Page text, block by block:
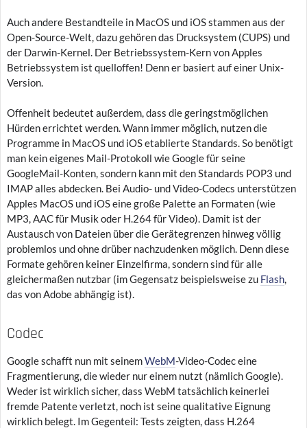
Auch andere Bestandteile in MacOS und iOS stammen aus der
Open-Source-Welt, dazu gehören das Drucksystem (CUPS) und
der Darwin-Kernel. Der Betriebssystem-Kern von Apples
Betriebssystem ist quelloffen! Denn er basiert auf einer Unix-
Version.
Offenheit bedeutet außerdem, dass die geringstmöglichen
Hürden errichtet werden. Wann immer möglich, nutzen die
Programme in MacOS und iOS etablierte Standards. So benötigt
man kein eigenes Mail-Protokoll wie Google für seine
GoogleMail-Konten, sondern kann mit den Standards POP3 und
IMAP alles abdecken. Bei Audio- und Video-Codecs unterstützen
Apples MacOS und iOS eine große Palette an Formaten (wie
MP3, AAC für Musik oder H.264 für Video). Damit ist der
Austausch von Dateien über die Gerätegrenzen hinweg völlig
problemlos und ohne drüber nachzudenken möglich. Denn diese
Formate gehören keiner Einzelfirma, sondern sind für alle
gleichermaßen nutzbar (im Gegensatz beispielsweise zu Flash,
das von Adobe abhängig ist).
Codec
Google schafft nun mit seinemWebM-Video-Codec eine
Fragmentierung, die wieder nur einem nutzt (nämlich Google).
Weder ist wirklich sicher, dass WebM tatsächlich keinerlei
fremde Patente verletzt, noch ist seine qualitative Eignung
wirklich belegt. Im Gegenteil: Tests zeigten, dass H.264